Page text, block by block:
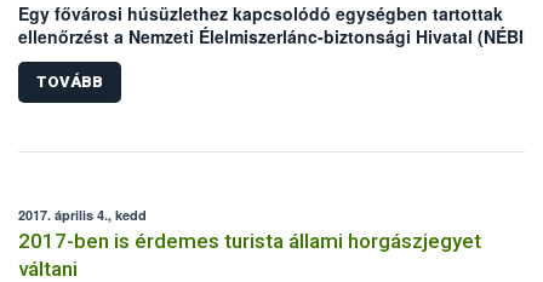
Egy fővárosi húsüzlethez kapcsolódó egységben tartottak
ellenőrzést a Nemzeti Élelmiszerlánc-biztonsági Hivatal (NÉBIH)
szakemberei. A helyszínen mintegy 6,5 tonna nem nyomon
követhető terméket foglaltak le az ellenőrök, valamint – többek
között higiéniai problémák miatt – felfüggesztették az egység
TOVÁBB
2017. április 4., kedd
2017-ben is érdemes turista állami horgászjegyet
váltani